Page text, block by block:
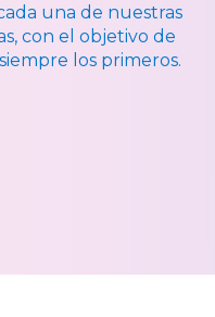
una de nuestras
con el objetivo de
los primeros.